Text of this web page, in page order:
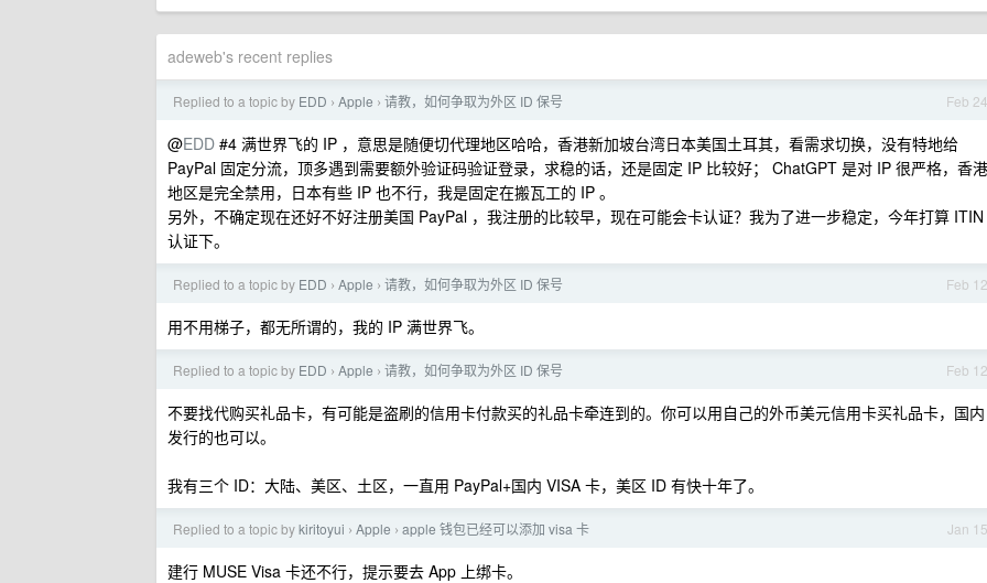
adeweb's recent replies
Feb 24
Replied to a topic by EDD › Apple › 请教，如何争取为外区 ID 保号
@EDD #4 满世界飞的 IP ，意思是随便切代理地区哈哈，香港新加坡台湾日本美国土耳其，看需求切换，没有特地给
PayPal 固定分流，顶多遇到需要额外验证码验证登录，求稳的话，还是固定 IP 比较好； ChatGPT 是对 IP 很严格，香港
地区是完全禁用，日本有些 IP 也不行，我是固定在搬瓦工的 IP 。
另外，不确定现在还好不好注册美国 PayPal ，我注册的比较早，现在可能会卡认证？我为了进一步稳定，今年打算 ITIN
认证下。
Feb 12
Replied to a topic by EDD › Apple › 请教，如何争取为外区 ID 保号
用不用梯子，都无所谓的，我的 IP 满世界飞。
Feb 12
Replied to a topic by EDD › Apple › 请教，如何争取为外区 ID 保号
不要找代购买礼品卡，有可能是盗刷的信用卡付款买的礼品卡牵连到的。你可以用自己的外币美元信用卡买礼品卡，国内
发行的也可以。
我有三个 ID：大陆、美区、土区，一直用 PayPal+国内 VISA 卡，美区 ID 有快十年了。
Jan 15
Replied to a topic bykiritoyui › Apple › apple 钱包已经可以添加 visa 卡
建行 MUSE Visa 卡还不行，提示要去 App 上绑卡。